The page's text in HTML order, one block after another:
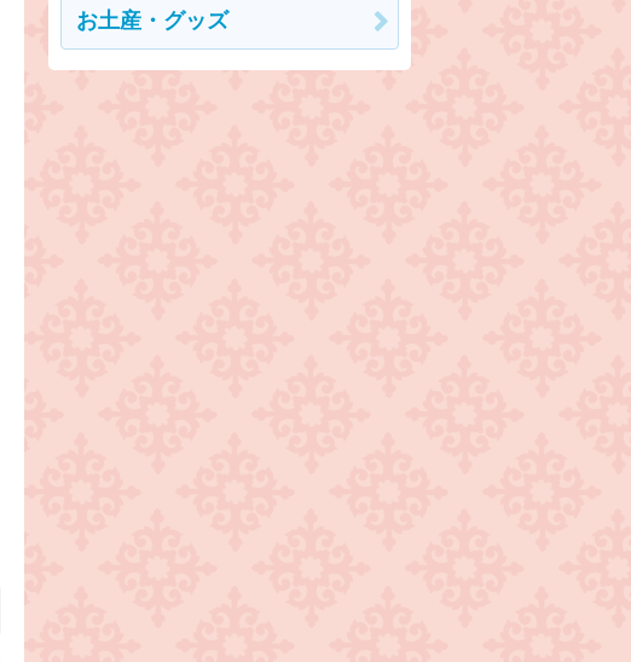
お土産・グッズ